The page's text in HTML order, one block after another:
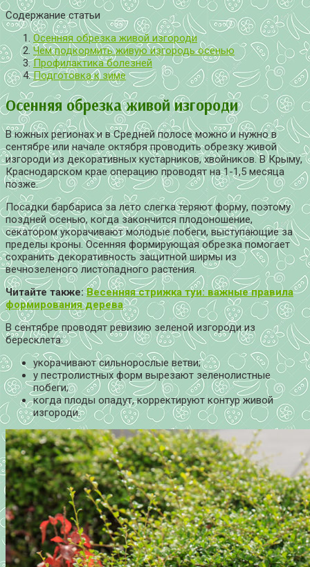
Содержание статьи
Осенняя обрезка живой изгороди
Чем подкормить живую изгородь осенью
Профилактика болезней
Подготовка к зиме
Осенняя обрезка живой изгороди
В южных регионах и в Средней полосе можно и нужно в
сентябре или начале октября проводить обрезку живой
изгороди из декоративных кустарников, хвойников. В Крыму,
Краснодарском крае операцию проводят на 1-1,5 месяца
позже.
Посадки барбариса за лето слегка теряют форму, поэтому
поздней осенью, когда закончится плодоношение,
секатором укорачивают молодые побеги, выступающие за
пределы кроны. Осенняя формирующая обрезка помогает
сохранить декоративность защитной ширмы из
вечнозеленого листопадного растения.
Читайте также:Весенняя стрижка туи: важные правила
формирования дерева
В сентябре проводят ревизию зеленой изгороди из
бересклета:
укорачивают сильнорослые ветви;
у пестролистных форм вырезают зеленолистные
побеги;
когда плоды опадут, корректируют контур живой
изгороди.